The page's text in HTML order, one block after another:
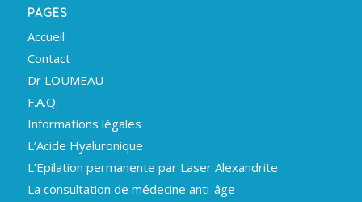
PAGES
Accueil
Contact
Dr LOUMEAU
F.A.Q.
Informations légales
L’Acide Hyaluronique
L’Epilation permanente par Laser Alexandrite
La consultation de médecine anti-âge